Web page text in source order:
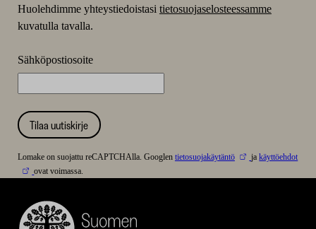
Huolehdimme yhteystiedoistasi tietosuojaselosteessamme
kuvatulla tavalla.
Sähköpostiosoite
Tilaa uutiskirje
Lomake on suojattu reCAPTCHAlla. Googlen tietosuojakäytäntö jakäyttöehdot
ovat voimassa.